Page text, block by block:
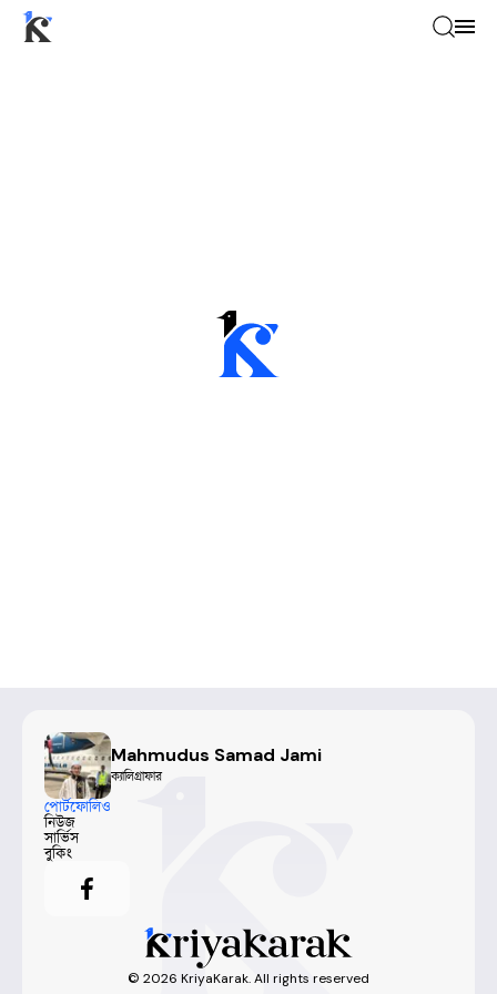
Mahmudus Samad Jami
ক্যালিগ্রাফার
পোর্টফোলিও
নিউজ
সার্ভিস
বুকিং
© 2026 KriyaKarak. All rights reserved